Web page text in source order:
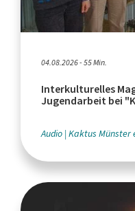
04.08.2026 - 55 Min.
Interkulturelles
Jugendarbeit bei
Audio Kaktus Münster